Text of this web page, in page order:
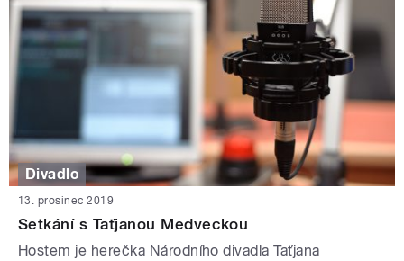
Divadlo
13. prosinec 2019
Setkání s Taťjanou Medveckou
Hostem je herečka Národního divadla Taťjana